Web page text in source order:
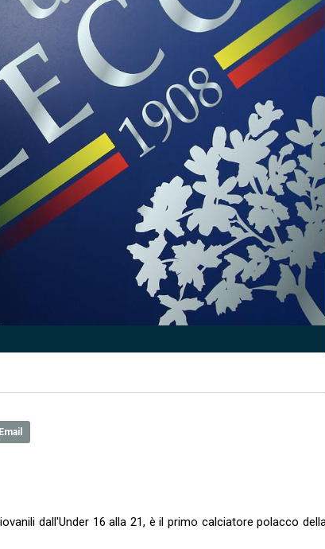
Email
dall'Under 16 alla 21, è il primo calciatore polacco